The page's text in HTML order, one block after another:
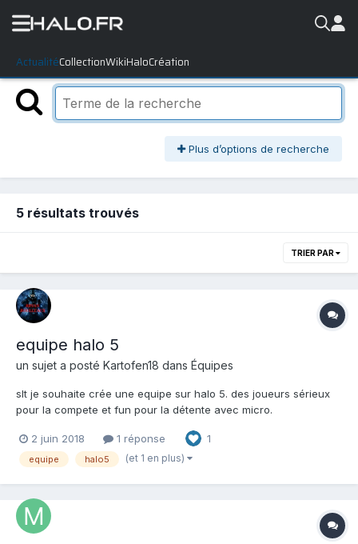
ActualitéCollectionWikiHaloCréation
Plus d’options de recherche
5 résultats trouvés
TRIER PAR
equipe halo 5
un sujet a posté Kartofen18 dans Équipes
slt je souhaite crée une equipe sur halo 5. des joueurs sérieux
pour la compete et fun pour la détente avec micro.
2 juin 2018 1 réponse 1
equipe halo5 (et 1 en plus)